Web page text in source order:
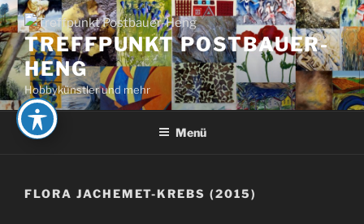
Zum
Inhalt
springenTREFFPUNKT POSTBAUER-
HENG
Hobbykünstler und mehr
Menü
FLORA JACHEMET-KREBS (2015)